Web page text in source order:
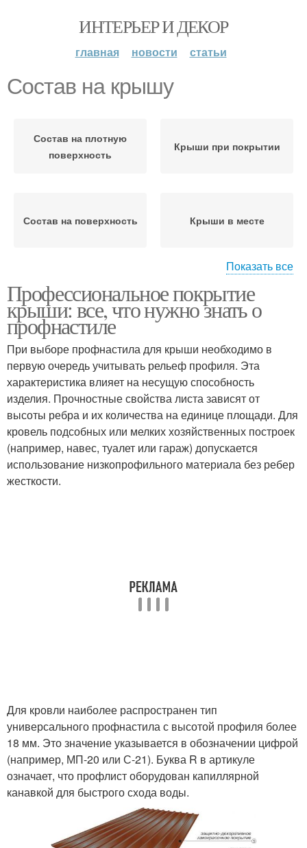
ИНТЕРЬЕР И ДЕКОР
главная новости статьи
Состав на крышу
Состав на плотную
поверхность
Крыши при покрытии
Состав на поверхность Крыши в месте
Профнастил на крышу
Показать все
Профессиональное покрытие
крыши: все, что нужно знать о
профнастиле
При выборе профнастила для крыши необходимо в
первую очередь учитывать рельеф профиля. Эта
характеристика влияет на несущую способность
изделия. Прочностные свойства листа зависят от
высоты ребра и их количества на единице площади. Для
кровель подсобных или мелких хозяйственных построек
(например, навес, туалет или гараж) допускается
использование низкопрофильного материала без ребер
жесткости.
Для кровли наиболее распространен тип
универсального профнастила с высотой профиля более
18 мм. Это значение указывается в обозначении цифрой
(например, МП-20 или С-21). Буква R в артикуле
означает, что профлист оборудован капиллярной
канавкой для быстрого схода воды.